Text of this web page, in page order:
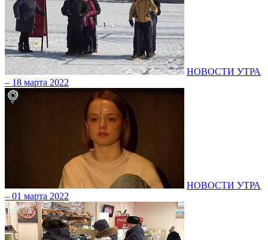
НОВОСТИ УТРА
– 18 марта 2022
НОВОСТИ УТРА
– 01 марта 2022